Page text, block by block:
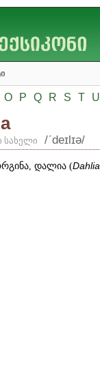
O P Q R S T U
სახელი /ʹdeɪlɪə/
დალია (Dahlia